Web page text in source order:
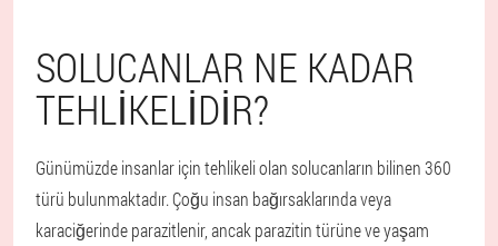
SOLUCANLAR NE KADAR
TEHLIKELIDIR?
Günümüzde insanlar için tehlikeli olan solucanların bilinen 360
türü bulunmaktadır. Çoğu insan bağırsaklarında veya
karaciğerinde parazitlenir, ancak parazitin türüne ve yaşam